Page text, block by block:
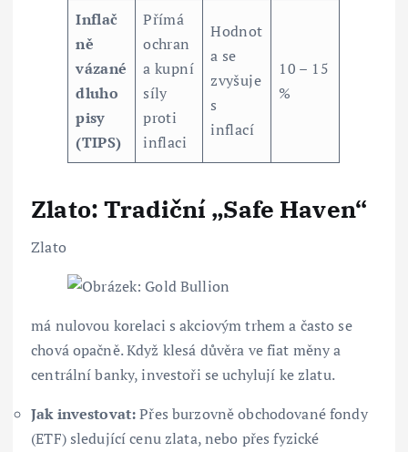
Inflač
ně
vázané
dluho
pisy
(TIPS)
Přímá
ochran
a kupní
síly
proti
inflaci
Hodnot
a se
zvyšuje
s
inflací
10 – 15
%
Zlato: Tradiční „Safe Haven“
Zlato
má nulovou korelaci s akciovým trhem a často se
chová opačně. Když klesá důvěra ve fiat měny a
centrální banky, investoři se uchylují ke zlatu.
Jak investovat:Přes burzovně obchodované fondy
(ETF) sledující cenu zlata, nebo přes fyzické